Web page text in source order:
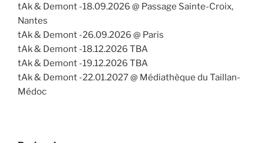
tAk & Demont -18.09.2026 @ Passage Sainte-Croix,
Nantes
tAk & Demont -26.09.2026 @ Paris
tAk & Demont -18.12.2026 TBA
tAk & Demont -19.12.2026 TBA
tAk & Demont -22.01.2027 @ Médiathèque du Taillan-
Médoc